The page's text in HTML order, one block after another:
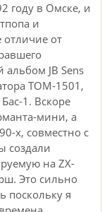
году в Омске, и
и
отличие от
JB Sens
ТОМ-1501,
1. Вскоре
мини, а
х, совместно с
создали
на ZX-
Это сильно
поскольку я